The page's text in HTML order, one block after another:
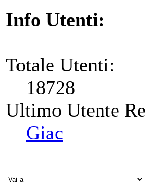
Info Utenti:
Totale Utenti:
18728
Ultimo Utente
Giac